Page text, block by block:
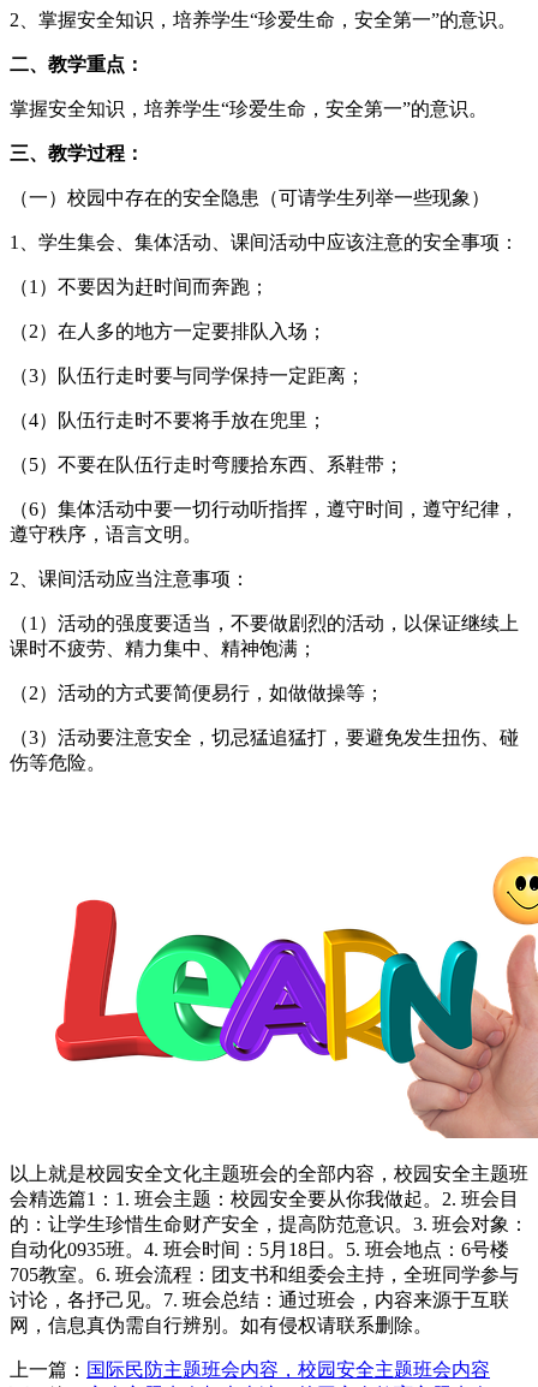
2、掌握安全知识，培养学生“珍爱生命，安全第一”的意识。
二、教学重点：
掌握安全知识，培养学生“珍爱生命，安全第一”的意识。
三、教学过程：
（一）校园中存在的安全隐患（可请学生列举一些现象）
1、学生集会、集体活动、课间活动中应该注意的安全事项：
（1）不要因为赶时间而奔跑；
（2）在人多的地方一定要排队入场；
（3）队伍行走时要与同学保持一定距离；
（4）队伍行走时不要将手放在兜里；
（5）不要在队伍行走时弯腰拾东西、系鞋带；
（6）集体活动中要一切行动听指挥，遵守时间，遵守纪律，
遵守秩序，语言文明。
2、课间活动应当注意事项：
（1）活动的强度要适当，不要做剧烈的活动，以保证继续上
课时不疲劳、精力集中、精神饱满；
（2）活动的方式要简便易行，如做做操等；
（3）活动要注意安全，切忌猛追猛打，要避免发生扭伤、碰
伤等危险。
以上就是校园安全文化主题班会的全部内容，校园安全主题班
会精选篇1：1. 班会主题：校园安全要从你我做起。2. 班会目
的：让学生珍惜生命财产安全，提高防范意识。3. 班会对象：
自动化0935班。4. 班会时间：5月18日。5. 班会地点：6号楼
705教室。6. 班会流程：团支书和组委会主持，全班同学参与
讨论，各抒己见。7. 班会总结：通过班会，内容来源于互联
网，信息真伪需自行辨别。如有侵权请联系删除。
上一篇： 国际民防主题班会内容，校园安全主题班会内容